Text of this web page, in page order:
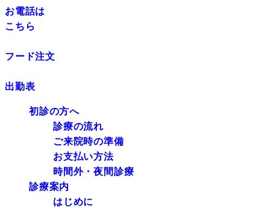
お電話は
こちら
フード注文
出勤表
初診の方へ
診療の流れ
ご来院時の準備
お支払い方法
時間外・夜間診療
診療案内
はじめに